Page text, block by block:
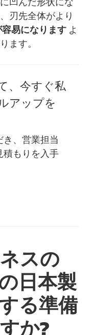
刃先全体がより
易になります よ
ます。
、今すぐ私
アップを
、営業担当
もりを入手
スの
日本製
る準備
か?